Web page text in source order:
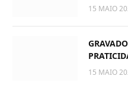
15 MAIO
15 MAIO